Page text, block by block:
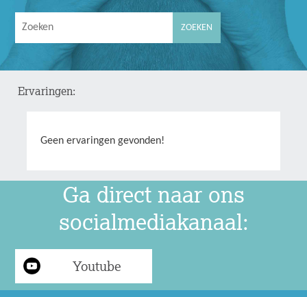
Ervaringen:
Geen ervaringen gevonden!
Ga direct naar ons
socialmediakanaal:
Youtube